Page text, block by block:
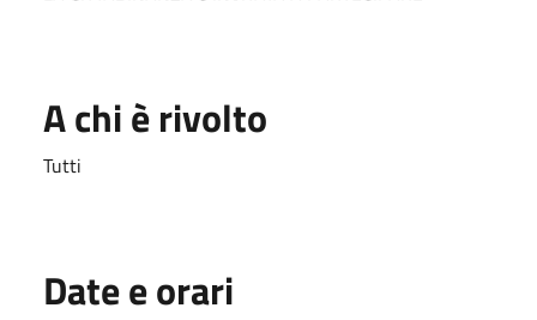
A chi è rivolto
Tutti
Date e orari